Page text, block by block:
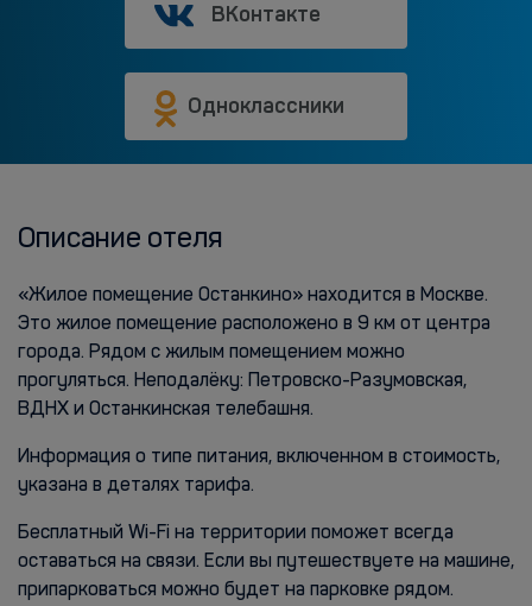
ВКонтакте
Одноклассники
Описание отеля
«Жилое помещение Останкино» находится в Москве.
Это жилое помещение расположено в 9 км от центра
города. Рядом с жилым помещением можно
прогуляться. Неподалёку: Петровско-Разумовская,
ВДНХ и Останкинская телебашня.
Информация о типе питания, включенном в стоимость,
указана в деталях тарифа.
Бесплатный Wi-Fi на территории поможет всегда
оставаться на связи. Если вы путешествуете на машине,
припарковаться можно будет на парковке рядом.